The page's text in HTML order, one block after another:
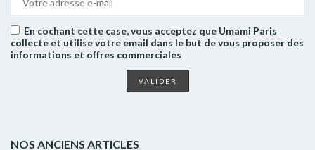
En cochant cette case, vous acceptez que Umami Paris
collecte et utilise votre email dans le but de vous proposer des
informations et offres commerciales
NOS ANCIENS ARTICLES